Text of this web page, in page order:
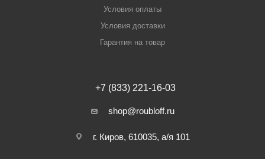
Условия оплаты
Условия доставки
Гарантия на товар
+7 (833) 221-16-03
shop@roubloff.ru
г. Киров, 610035, а/я 101